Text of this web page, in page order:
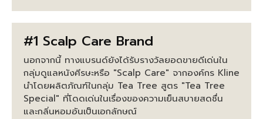
#1 Scalp Care Brand
นอกจากนี้ ทางแบรนด์ยังได้รับรางวัลยอดขายดีเด่นใน
กลุ่มดูแลหนังศีรษะหรือ "Scalp Care" จากองค์กร Kline
นำโดยผลิตภัณฑ์ในกลุ่ม Tea Tree สูตร "Tea Tree
Special" ที่โดดเด่นในเรื่องของความเย็นสบายสดชื่น
และกลิ่นหอมอันเป็นเอกลักษณ์